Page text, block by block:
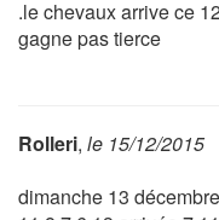
.le chevaux arrive ce
gagne pas tierce
Rolleri, le 15/12/2015
dimanche 13